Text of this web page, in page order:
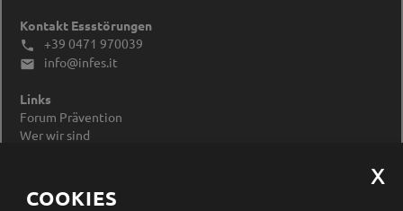
Kontakt Essstörungen
 +39 0471 970039
 info@infes.it
Links
Forum Prävention
Wer wir sind
Cookieeinstellungen ändern
COOKIES